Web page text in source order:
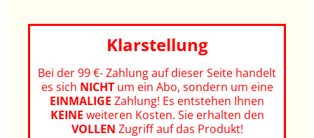
Klarstellung
Bei der 99 €- Zahlung auf dieser Seite handelt
es sich NICHTum ein Abo, sondern um eine
EINMALIGE Zahlung! Es entstehen Ihnen
KEINE weiteren Kosten. Sie erhalten den
VOLLEN Zugriff auf das Produkt!